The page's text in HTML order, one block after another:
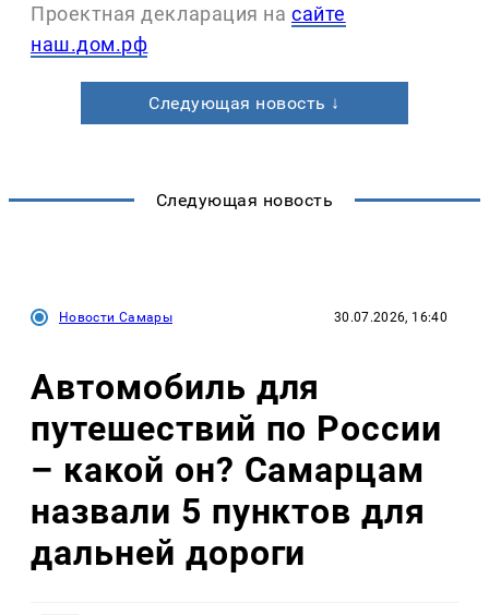
Проектная декларация на сайте
наш.дом.рф
Следующая новость ↓
Следующая новость
Новости Самары 30.07.2026, 16:40
Автомобиль для
путешествий по России
– какой он? Самарцам
назвали 5 пунктов для
дальней дороги